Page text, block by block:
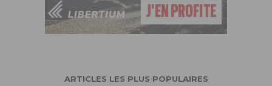
ARTICLES LES PLUS POPULAIRES